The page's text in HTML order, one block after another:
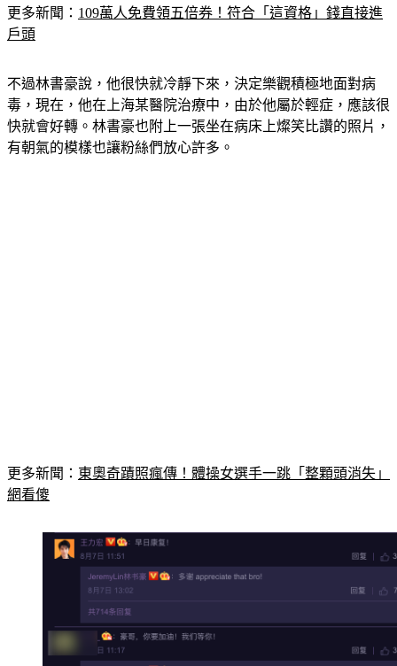
更多新聞： 109萬人免費領五倍券！符合「這資格」錢直接進
戶頭
不過林書豪說，他很快就冷靜下來，決定樂觀積極地面對病
毒，現在，他在上海某醫院治療中，由於他屬於輕症，應該很
快就會好轉。林書豪也附上一張坐在病床上燦笑比讚的照片，
有朝氣的模樣也讓粉絲們放心許多。
更多新聞： 東奧奇蹟照瘋傳！體操女選手一跳「整顆頭消失」
網看傻